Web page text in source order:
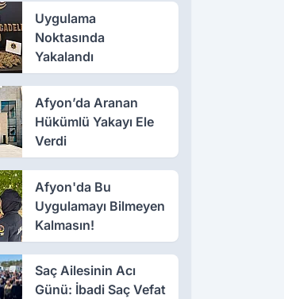
Uygulama
Noktasında
Yakalandı
Afyon’da Aranan
Hükümlü Yakayı Ele
Verdi
Afyon'da Bu
Uygulamayı Bilmeyen
Kalmasın!
Saç Ailesinin Acı
Günü: İbadi Saç Vefat